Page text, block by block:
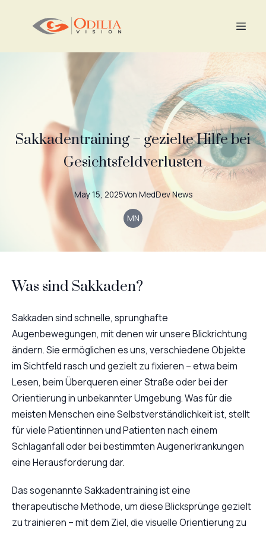
Sakkadentraining – gezielte Hilfe bei
Gesichtsfeldverlusten
May 15, 2025Von MedDevNews
MN
Was sind Sakkaden?
Sakkaden sind schnelle, sprunghafte
Augenbewegungen, mit denen wir unsere Blickrichtung
ändern. Sie ermöglichen es uns, verschiedene Objekte
im Sichtfeld rasch und gezielt zu fixieren – etwa beim
Lesen, beim Überqueren einer Straße oder bei der
Orientierung in unbekannter Umgebung. Was für die
meisten Menschen eine Selbstverständlichkeit ist, stellt
für viele Patientinnen und Patienten nach einem
Schlaganfall oder bei bestimmten Augenerkrankungen
eine Herausforderung dar.
Das sogenannte Sakkadentraining ist eine
therapeutische Methode, um diese Blicksprünge gezielt
zu trainieren – mit dem Ziel, die visuelle Orientierung zu